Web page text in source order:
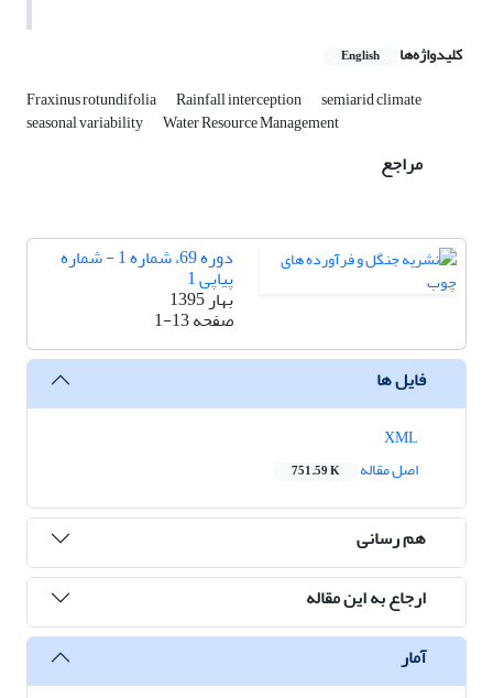
کلیدواژه‌ها English
Fraxinus rotundifolia Rainfall interception semiarid climate
seasonal variability Water Resource Management
مراجع
دوره 69، شماره 1 - شماره
پیاپی 1
بهار 1395
صفحه1-13
فایل ها
اصل مقاله
751.59 K
هم رسانی
ارجاع به این مقاله
آمار